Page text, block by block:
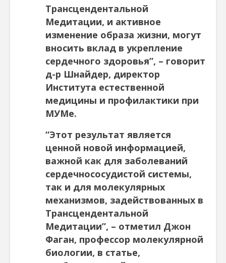
Трансцендентальной
Медитации, и активное
изменение образа жизни, могут
вносить вклад в укрепление
сердечного здоровья”, – говорит
д-р Шнайдер, директор
Института естественной
медицины и профилактики при
МУМе.
“Этот результат является
ценной новой информацией,
важной как для заболеваний
сердечнососудистой системы,
так и для молекулярных
механизмов, задействованных в
Трансцендентальной
Медитации”, – отметил Джон
Фаган, профессор молекулярной
биологии, в статье,